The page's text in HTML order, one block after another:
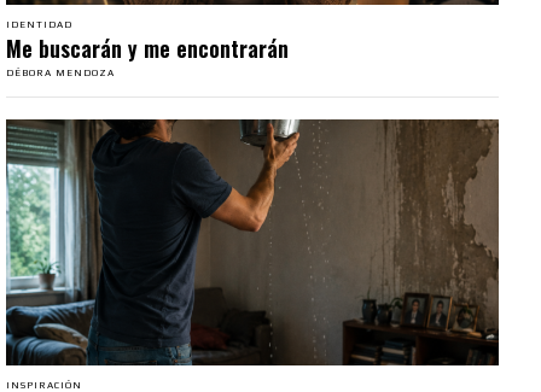
IDENTIDAD
Me buscarán y me encontrarán
DÉBORA MENDOZA
INSPIRACIÓN